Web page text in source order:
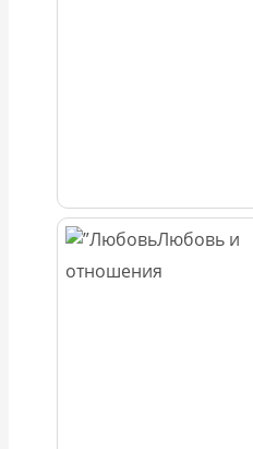
Любовь и
отношения